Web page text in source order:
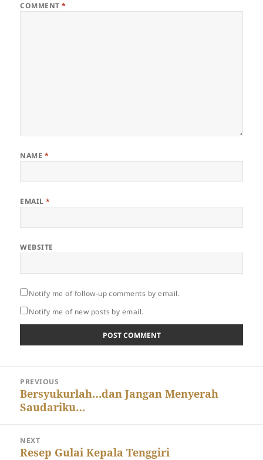
COMMENT*
NAME *
EMAIL*
WEBSITE
Notify me of follow-up comments by email.
Notify me of new posts by email.
navigation
PREVIOUS
Previous
post:
Bersyukurlah…dan Jangan Menyerah
Saudariku…
NEXT
Next
Resep Gulai Kepala Tenggiri